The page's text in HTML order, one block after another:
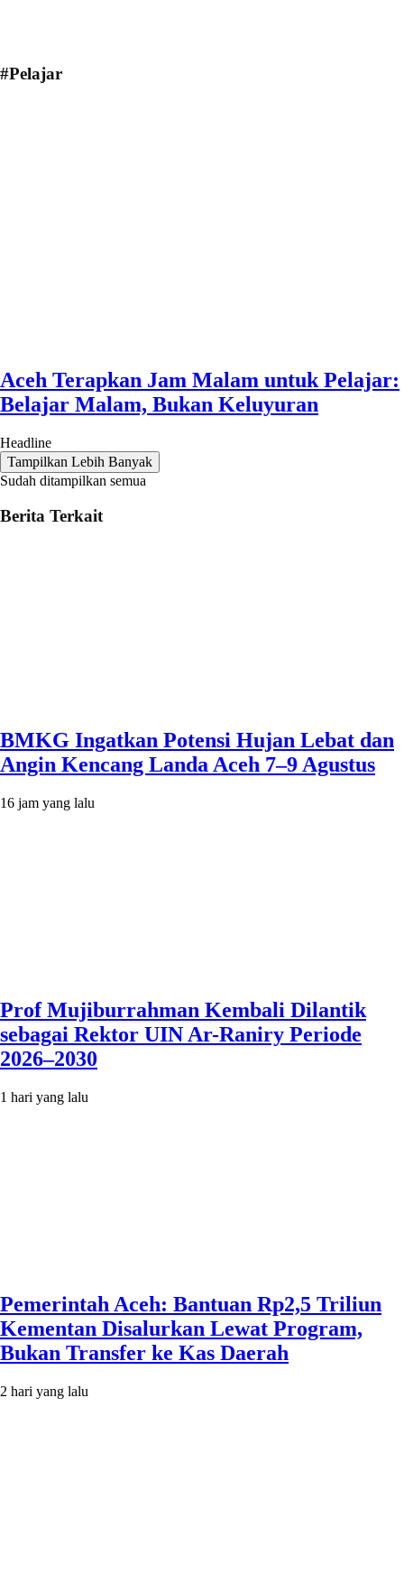
#Pelajar
Aceh Terapkan Jam Malam untuk Pelajar:
Belajar Malam, Bukan Keluyuran
Headline
Tampilkan Lebih Banyak
Sudah ditampilkan semua
Berita Terkait
BMKG Ingatkan Potensi Hujan Lebat dan
Angin Kencang Landa Aceh 7–9 Agustus
16 jam yang lalu
Prof Mujiburrahman Kembali Dilantik
sebagai Rektor UIN Ar-Raniry Periode
2026–2030
1 hari yang lalu
Pemerintah Aceh: Bantuan Rp2,5 Triliun
Kementan Disalurkan Lewat Program,
Bukan Transfer ke Kas Daerah
2 hari yang lalu